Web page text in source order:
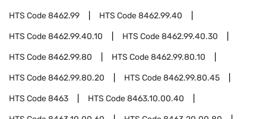
HTS Code8462.99 HTS Code8462.99.40
HTS Code8462.99.40.10 HTS Code8462.99.40.30
HTS Code8462.99.80 HTS Code8462.99.80.10
HTS Code8462.99.80.20 HTS Code8462.99.80.45
HTS Code8463 HTS Code8463.10.00.40